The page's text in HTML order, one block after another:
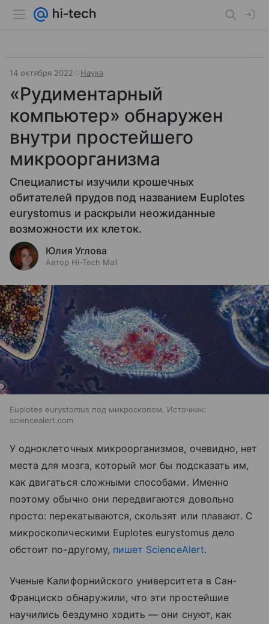
14 октября 2022 Наука
«Рудиментарный
компьютер» обнаружен
внутри простейшего
микроорганизма
Специалисты изучили крошечных
обитателей прудов под названием Euplotes
eurystomus и раскрыли неожиданные
возможности их клеток.
Юлия Углова
Автор Hi-Tech Mail
Euplotes eurystomus под микроскопом. Источник:
sciencealert.com
У одноклеточных микроорганизмов, очевидно, нет
места для мозга, который мог бы подсказать им,
как двигаться сложными способами. Именно
поэтому обычно они передвигаются довольно
просто: перекатываются, скользят или плавают. С
микроскопическими Euplotes eurystomus дело
обстоит по-другому, пишет ScienceAlert.
Ученые Калифорнийского университета в Сан-
Франциско обнаружили, что эти простейшие
научились бездумно ходить — они снуют, как